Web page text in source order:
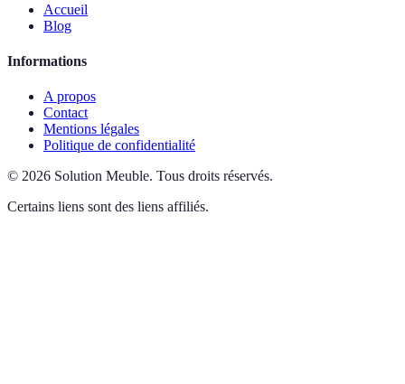
Accueil
Blog
Informations
A propos
Contact
Mentions légales
Politique de confidentialité
© 2026 Solution Meuble. Tous droits réservés.
Certains liens sont des liens affiliés.